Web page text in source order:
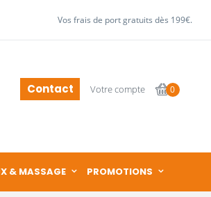
Vos frais de port gratuits dès 199€.
Contact Votre compte 0
& MASSAGE PROMOTIONS